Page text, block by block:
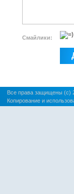
Смайлики:
Все права защищены (c)
Копирование и